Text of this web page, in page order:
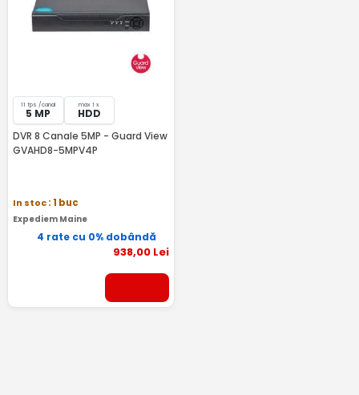
11 fps /canal
5 MP
max 1 x
HDD
DVR 8 Canale 5MP - Guard View
GVAHD8-5MPV4P
In stoc: 1 buc
Expediem Maine
4 rate cu 0% dobândă
938,00Lei